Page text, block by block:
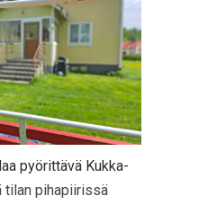
pyörittävä Kukka-
tilan pihapiirissä